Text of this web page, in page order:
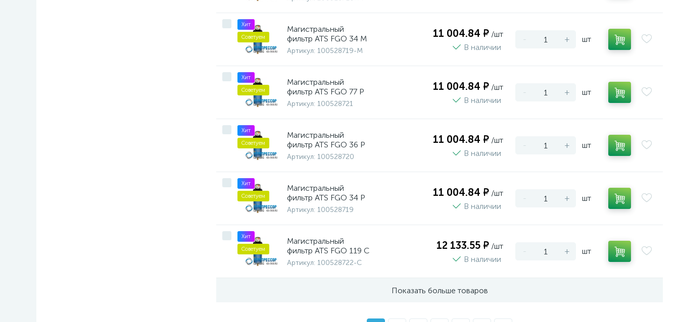
Хит
Советуем
Магистральный
фильтр ATS FGO 34 M
Артикул: 100528719-M
11 004.84 ₽ /шт
В наличии
- + шт
Хит
Советуем
Магистральный
фильтр ATS FGO 77 P
Артикул: 100528721
11 004.84 ₽ /шт
В наличии
- + шт
Хит
Советуем
Магистральный
фильтр ATS FGO 36 P
Артикул: 100528720
11 004.84 ₽ /шт
В наличии
- + шт
Хит
Советуем
Магистральный
фильтр ATS FGO 34 P
Артикул: 100528719
11 004.84 ₽ /шт
В наличии
- + шт
Хит
Советуем
Магистральный
фильтр ATS FGO 119 C
Артикул: 100528722-C
12 133.55 ₽ /шт
В наличии
- + шт
Показать больше товаров